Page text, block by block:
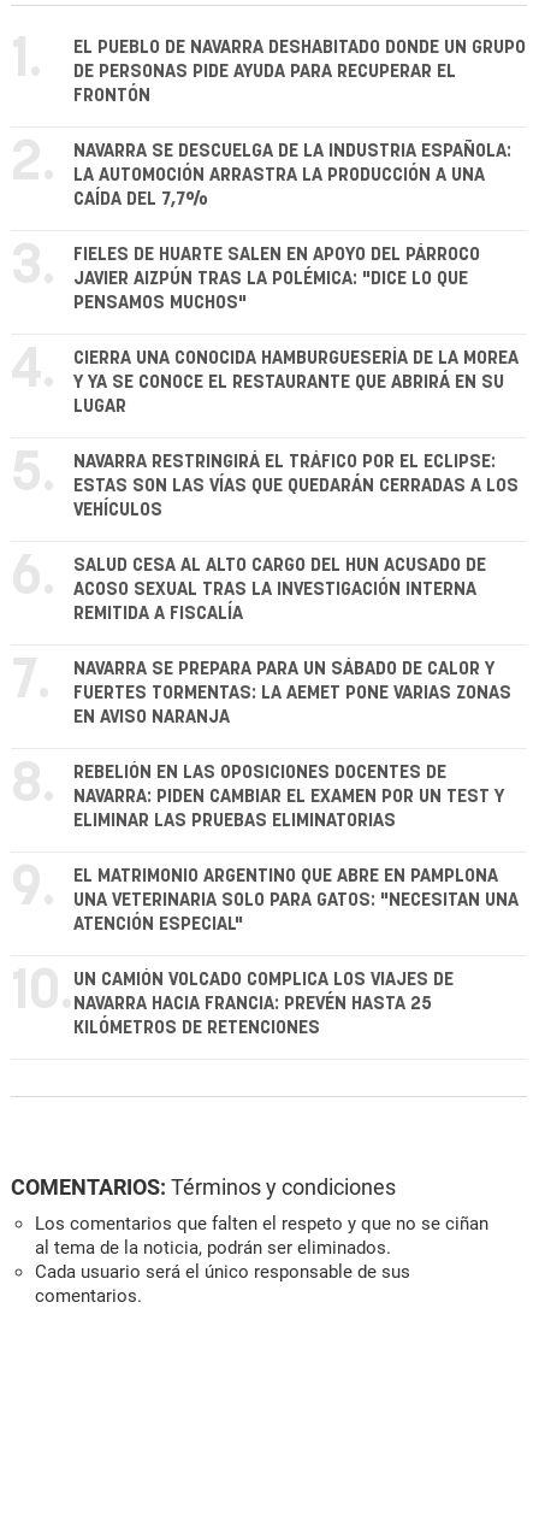
1.
EL PUEBLO DE NAVARRA DESHABITADO DONDE UN GRUPO
DE PERSONAS PIDE AYUDA PARA RECUPERAR EL
FRONTÓN
2.
NAVARRA SE DESCUELGA DE LA INDUSTRIA ESPAÑOLA:
LA AUTOMOCIÓN ARRASTRA LA PRODUCCIÓN A UNA
CAÍDA DEL 7,7%
3.
FIELES DE HUARTE SALEN EN APOYO DEL PÁRROCO
JAVIER AIZPÚN TRAS LA POLÉMICA: "DICE LO QUE
PENSAMOS MUCHOS"
4.
CIERRA UNA CONOCIDA HAMBURGUESERÍA DE LA MOREA
Y YA SE CONOCE EL RESTAURANTE QUE ABRIRÁ EN SU
LUGAR
5.
NAVARRA RESTRINGIRÁ EL TRÁFICO POR EL ECLIPSE:
ESTAS SON LAS VÍAS QUE QUEDARÁN CERRADAS A LOS
VEHÍCULOS
6.
SALUD CESA AL ALTO CARGO DEL HUN ACUSADO DE
ACOSO SEXUAL TRAS LA INVESTIGACIÓN INTERNA
REMITIDA A FISCALÍA
7.
NAVARRA SE PREPARA PARA UN SÁBADO DE CALOR Y
FUERTES TORMENTAS: LA AEMET PONE VARIAS ZONAS
EN AVISO NARANJA
8.
REBELIÓN EN LAS OPOSICIONES DOCENTES DE
NAVARRA: PIDEN CAMBIAR EL EXAMEN POR UN TEST Y
ELIMINAR LAS PRUEBAS ELIMINATORIAS
9.
EL MATRIMONIO ARGENTINO QUE ABRE EN PAMPLONA
UNA VETERINARIA SOLO PARA GATOS: "NECESITAN UNA
ATENCIÓN ESPECIAL"
10. UN CAMIÓN VOLCADO COMPLICA LOS VIAJES DE
NAVARRA HACIA FRANCIA: PREVÉN HASTA 25
KILÓMETROS DE RETENCIONES
COMENTARIOS: Términos y condiciones
Los comentarios que falten el respeto y que no se ciñan
al tema de la noticia, podrán ser eliminados.
Cada usuario será el único responsable de sus
comentarios.